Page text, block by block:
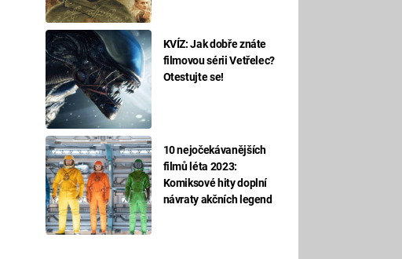
KVÍZ: Jak dobře znáte
filmovou sérii Vetřelec?
Otestujte se!
10 nejočekávanějších
filmů léta 2023:
Komiksové hity doplní
návraty akčních legend